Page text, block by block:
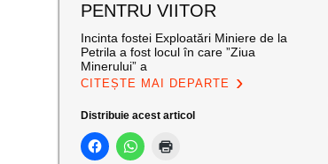
PENTRU VIITOR
Incinta fostei Exploatări Miniere de la
Petrila a fost locul în care ”Ziua
Minerului” a
CITEȘTE MAI DEPARTE
Distribuie acest articol